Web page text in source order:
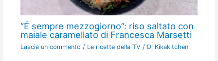
“É sempre mezzogiorno”: riso saltato con
maiale caramellato di Francesca Marsetti
Lascia un commento / Le ricette della TV / Di Kikakitchen